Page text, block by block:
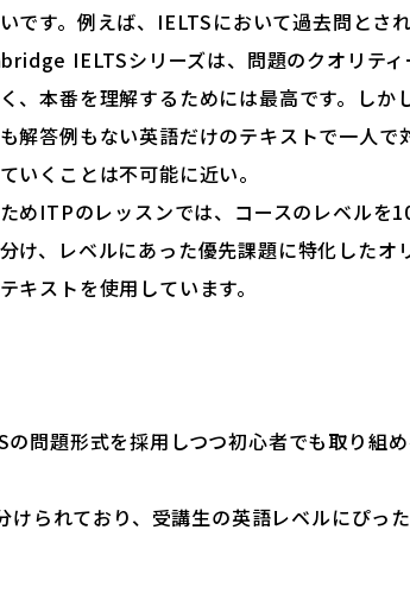
です。例えば、IELTSにおいて過去問とさ
IELTSシリーズは、問題のクオリテ
、本番を理解するためには最高です。しか
解答例もない英語だけのテキストで一人で
いくことは不可能に近い。
めITPのレッスンでは、コースのレベルを
け、レベルにあった優先課題に特化したオ
キストを使用しています。
問題形式を採用しつつ初心者でも取り組
られており、受講生の英語レベルにぴっ